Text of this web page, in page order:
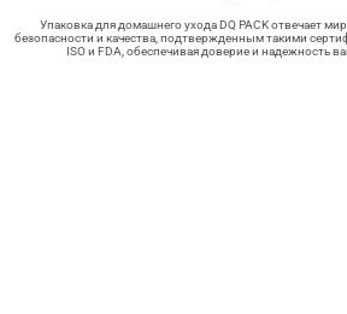
Упаковка для домашнего ухода DQ PACK отвечает
безопасности и качества, подтвержденным такими
ISO и FDA, обеспечивая доверие и надежность